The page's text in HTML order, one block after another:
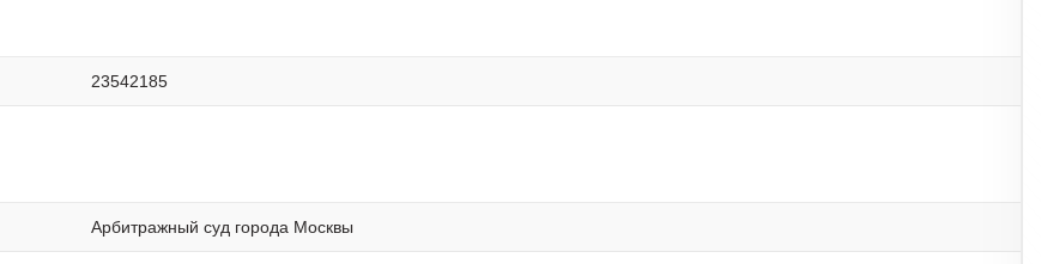
23542185
Арбитражный суд города Москвы